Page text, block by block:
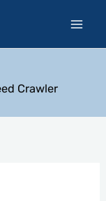
Crawler